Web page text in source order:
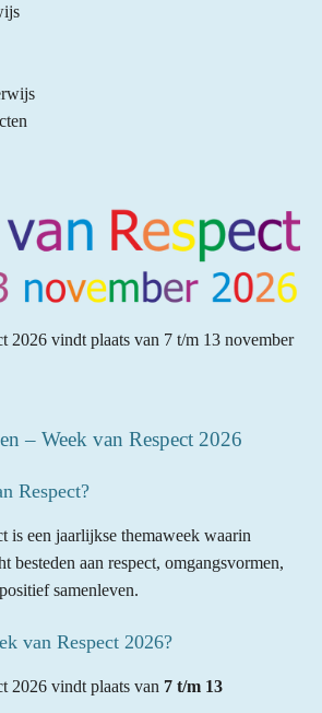
2026 vindt plaats van 7 t/m 13 november
– Week van Respect 2026
Respect?
is een jaarlijkse themaweek waarin
besteden aan respect, omgangsvormen,
samenleven.
van Respect 2026?
2026 vindt plaats van 7 t/m 13